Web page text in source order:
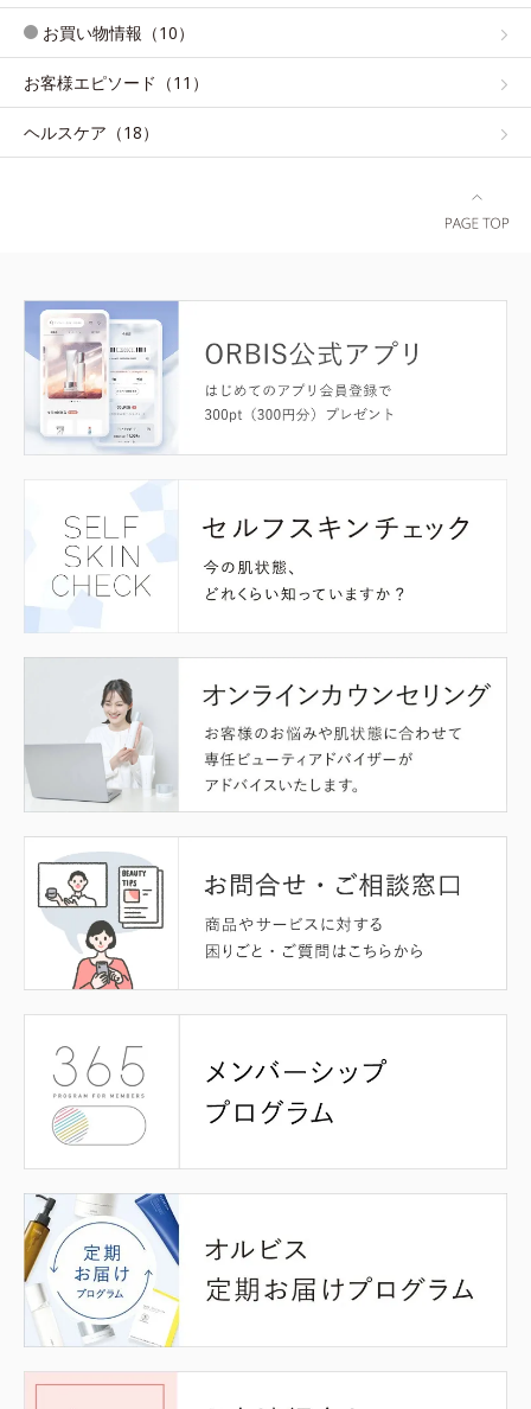
お買い物情報（10）
お客様エピソード（11）
ヘルスケア（18）